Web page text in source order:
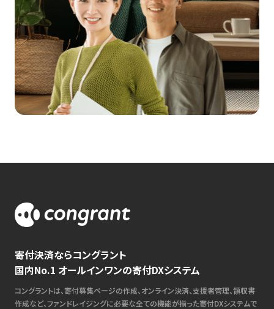
寄付決済ならコングラント
国内No.1 オールインワンの寄付DXシステム
コングラントは、寄付募集ページの作成、オンライン決済、支援者管理、領収書
作成など、ファンドレイジングに必要な全ての機能が揃った寄付DXシステムで